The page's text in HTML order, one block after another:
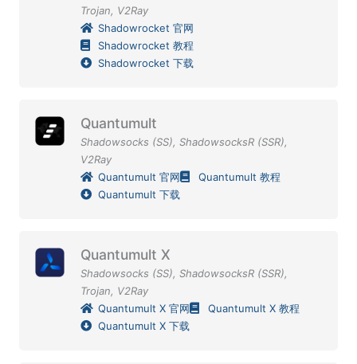
Trojan, V2Ray
Shadowrocket 官网
Shadowrocket 教程
Shadowrocket 下载
Quantumult
Shadowsocks (SS), ShadowsocksR (SSR),
V2Ray
Quantumult 官网
Quantumult 教程
Quantumult 下载
Quantumult X
Shadowsocks (SS), ShadowsocksR (SSR),
Trojan, V2Ray
Quantumult X 官网
Quantumult X 教程
Quantumult X 下载